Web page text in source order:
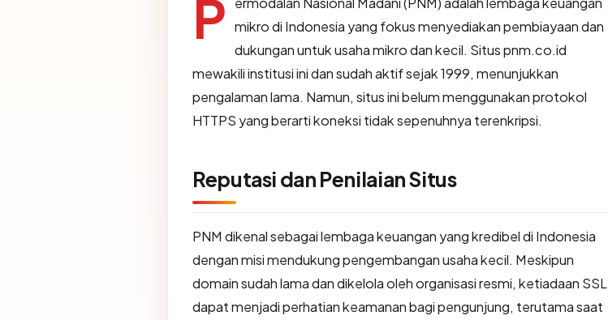
P mikro di Indonesia yang fokus menyediakan pembiayaan dan
dukungan untuk usaha mikro dan kecil. Situs pnm.co.id
mewakili institusi ini dan sudah aktif sejak 1999, menunjukkan
pengalaman lama. Namun, situs ini belum menggunakan protokol
HTTPS yang berarti koneksi tidak sepenuhnya terenkripsi.
Reputasi dan Penilaian Situs
PNM dikenal sebagai lembaga keuangan yang kredibel di Indonesia
dengan misi mendukung pengembangan usaha kecil. Meskipun
domain sudah lama dan dikelola oleh organisasi resmi, ketiadaan SSL
dapat menjadi perhatian keamanan bagi pengunjung, terutama saat